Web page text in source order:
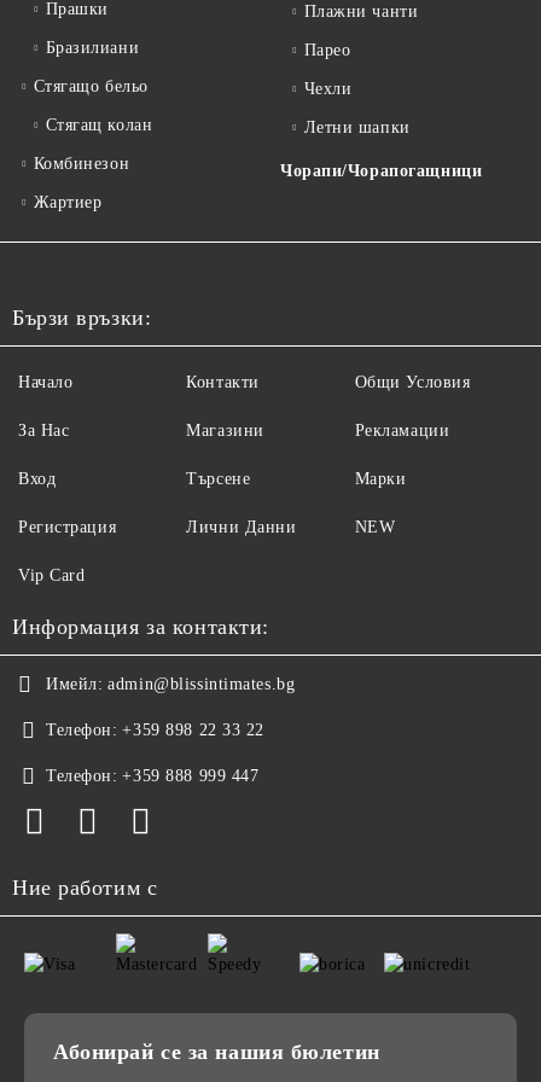
Прашки
Бразилиани
Стягащо бельо
Стягащ колан
Комбинезон
Жартиер
Плажни чанти
Парео
Чехли
Летни шапки
Чорапи/Чорапогащници
Бързи връзки:
Начало
За Нас
Вход
Регистрация
Контакти
Магазини
Търсене
Лични Данни
Общи Условия
Рекламации
Марки
NEW
Vip Card
Информация за контакти:
Имейл: admin@blissintimates.bg
Телефон: +359 898 22 33 22
Телефон: +359 888 999 447
Ние работим с
Абонирай се за нашия бюлетин